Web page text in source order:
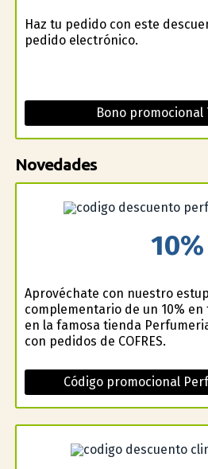
Haz tu pedido con este
pedido electrónico.
Bono promocional
Novedades
10%
Aprovéchate con nuestro
complementario de un 10%
en la famosa tienda
con pedidos de COFRES.
Código promocional